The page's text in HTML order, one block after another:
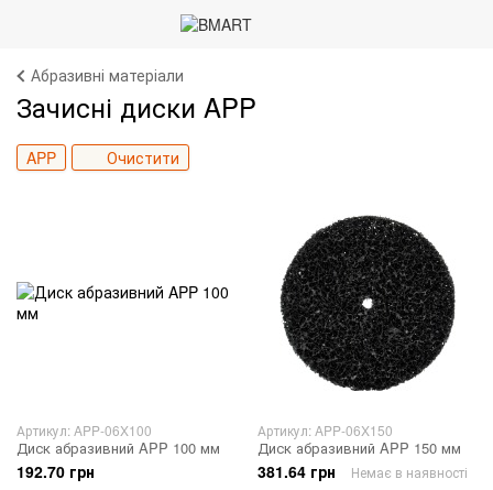
Абразивні матеріали
Зачисні диски APP
APP Очистити
Артикул: APP-06X100
Диск абразивний APP 100 мм
192.70 грн
Артикул: APP-06X150
Диск абразивний APP 150 мм
381.64 грн Немає в наявності